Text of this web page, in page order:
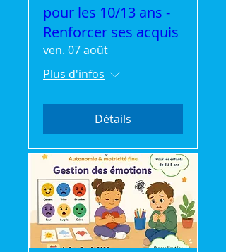
pour les 10/13 ans -
Renforcer ses acquis
ven. 07 août
Plus d'infos
Détails